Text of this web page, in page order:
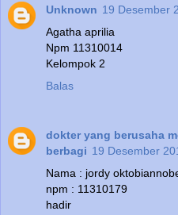
Unknown 19 Desember
Agatha aprilia
Npm 11310014
Kelompok 2
Balas
dokter yang berusaha
berbagi 19 Desember
Nama : jordy
npm : 11310179
hadir